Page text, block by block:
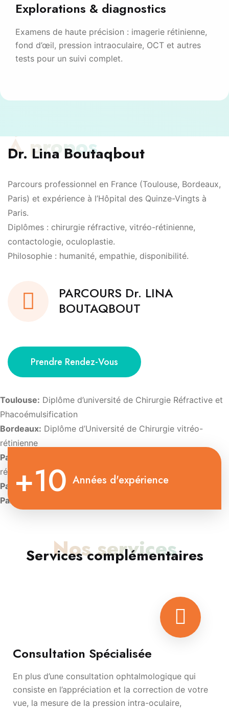
Explorations & diagnostics
Examens de haute précision : imagerie rétinienne,
fond d’œil, pression intraoculaire, OCT et autres
tests pour un suivi complet.
À propos
Dr. Lina Boutaqbout
Parcours professionnel en France (Toulouse, Bordeaux,
Paris) et expérience à l’Hôpital des Quinze-Vingts à
Paris.
Diplômes : chirurgie réfractive, vitréo-rétinienne,
contactologie, oculoplastie.
Philosophie : humanité, empathie, disponibilité.
PARCOURS Dr. LINA
BOUTAQBOUT
Prendre Rendez-Vous
Toulouse: Diplôme d’université de Chirurgie Réfractive et
Phacoémulsification
Bordeaux: Diplôme d’Université de Chirurgie vitréo-
rétinienne
Paris:
rétinienne
Paris: Diplôme d’Université de Contactologie.
Paris:+10 Années d'expérience
Nos services
Services complémentaires
Consultation Spécialisée
En plus d’une consultation ophtalmologique qui
consiste en l’appréciation et la correction de votre
vue, la mesure de la pression intra-oculaire,